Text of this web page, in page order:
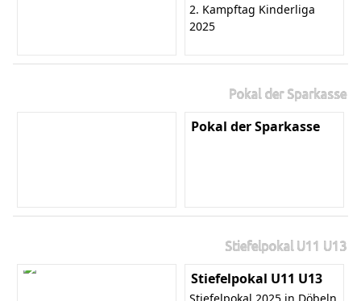
2. Kampftag Kinderliga
2025
Pokal der Sparkasse
Pokal der Sparkasse
Stiefelpokal U11 U13
Stiefelpokal U11 U13